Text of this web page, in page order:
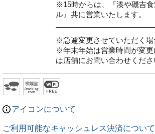
※15時からは、『湊や磯吉
ル』共に営業いたします。
※急遽変更させていただく場
※年末年始は営業時間が変更
は店舗にお問い合わせくださ
アイコンについて
ご利用可能なキャッシュレス決済について